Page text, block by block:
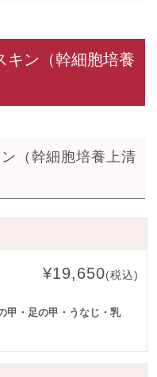
キン（幹細胞培養
（幹細胞培養上清
¥19,650(税込)
甲・足の甲・うなじ・乳